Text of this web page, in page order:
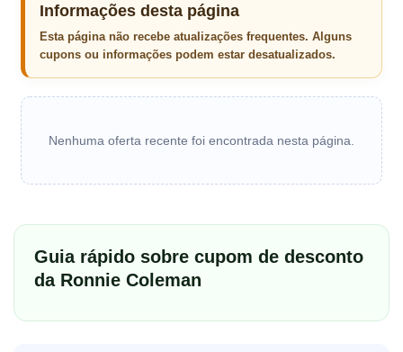
Informações desta página
Esta página não recebe atualizações frequentes. Alguns
cupons ou informações podem estar desatualizados.
Nenhuma oferta recente foi encontrada nesta página.
Guia rápido sobre cupom de desconto
da Ronnie Coleman